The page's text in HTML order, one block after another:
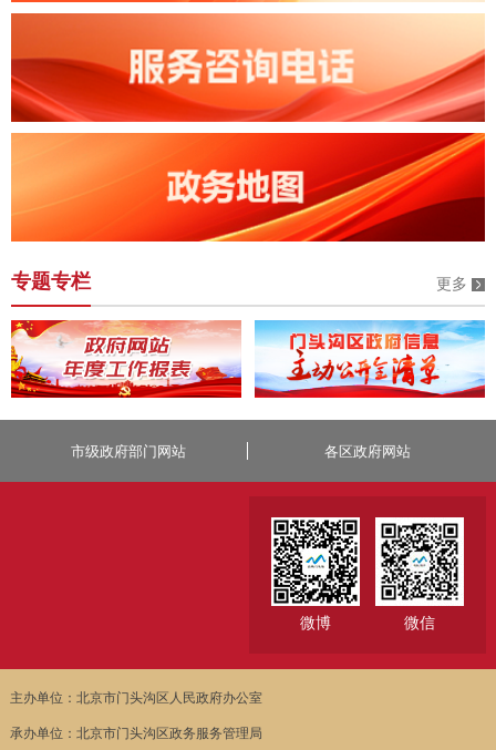
专题专栏 更多
市级政府部门网站 各区政府网站
微博 微信
主办单位：北京市门头沟区人民政府办公室
承办单位：北京市门头沟区政务服务管理局